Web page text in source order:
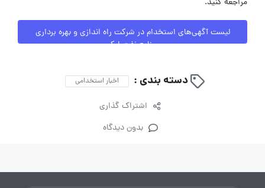
مراجعه کنید.
لیست آگهی‌های استخدام در شرکت راه اندازی و بهره برداری
صنایع نفت ایکو
دسته بندی : اخبار استخدامی
اشتراک گذاری
بدون دیدگاه